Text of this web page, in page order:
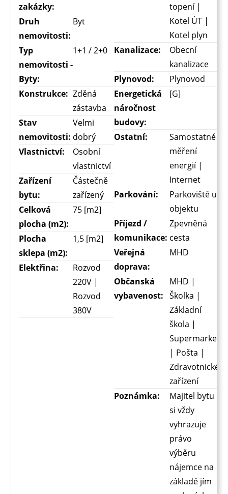
zakázky:
Druh
nemovitosti:
Byt
Typ
nemovitosti -
Byty:
1+1 / 2+0
Konstrukce: Zděná
zástavba
Stav
nemovitosti:
Velmi
dobrý
Vlastnictví:
Osobní
vlastnictví
Zařízení
bytu:
Částečně
zařízený
Celková
plocha (m2):
75 [m2]
Plocha
sklepa (m2):
1,5 [m2]
Elektřina:
Rozvod
220V |
Rozvod
380V
topení |
Kotel ÚT |
Kotel plyn
Kanalizace:
Obecní
kanalizace
Plynovod:
Plynovod
Energetická
náročnost
budovy:
[G]
Ostatní:
Samostatné
měření
energií |
Internet
Parkování:
Parkoviště u
objektu
Příjezd /
komunikace:
Zpevněná
cesta
Veřejná
doprava:
MHD
Občanská
vybavenost:
MHD |
Školka |
Základní
škola |
Supermarket
| Pošta |
Zdravotnické
zařízení
Poznámka:
Majitel bytu
si vždy
vyhrazuje
právo
výběru
nájemce na
základě jím